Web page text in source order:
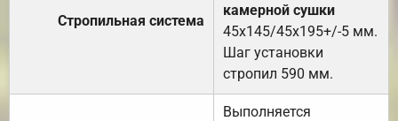
Стропильная система
камерной сушки
45х145/45х195+/-5 мм.
Шаг установки
стропил 590 мм.
Выполняется